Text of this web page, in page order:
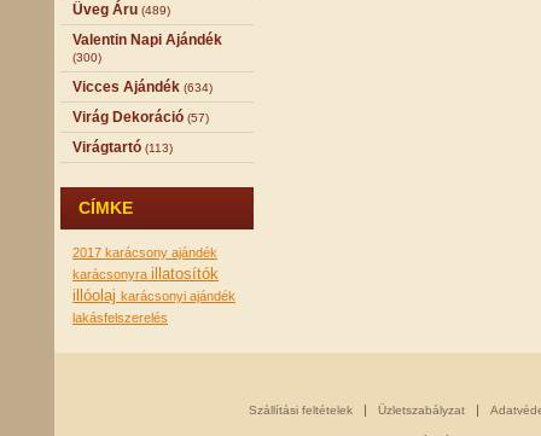
Üveg Áru (489)
Valentin Napi Ajándék
(300)
Vicces Ajándék (634)
Virág Dekoráció (57)
Virágtartó (113)
CÍMKE
2017 karácsony ajándék
karácsonyra illatosítók
illóolaj karácsonyi ajándék
lakásfelszerelés
Szállítási feltételek Üzletszabályzat